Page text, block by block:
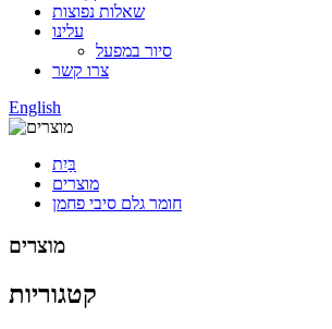
שאלות נפוצות
עלינו
סיור במפעל
צרו קשר
English
בַּיִת
מוצרים
חומר גלם סיבי פחמן
מוצרים
קטגוריות